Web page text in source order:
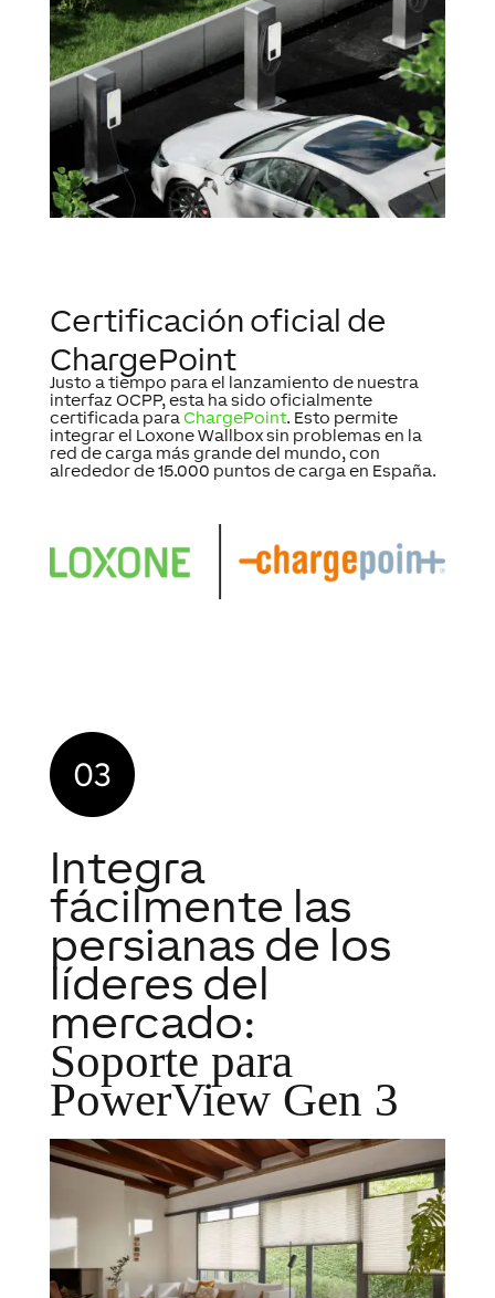
Certificación oficial de
ChargePoint
Justo a tiempo para el lanzamiento de nuestra
interfaz OCPP, esta ha sido oficialmente
certificada para ChargePoint. Esto permite
integrar el Loxone Wallbox sin problemas en la
red de carga más grande del mundo, con
alrededor de 15.000 puntos de carga en España.
Integra
fácilmente las
persianas de los
líderes del
mercado:
Soporte para
PowerView Gen 3